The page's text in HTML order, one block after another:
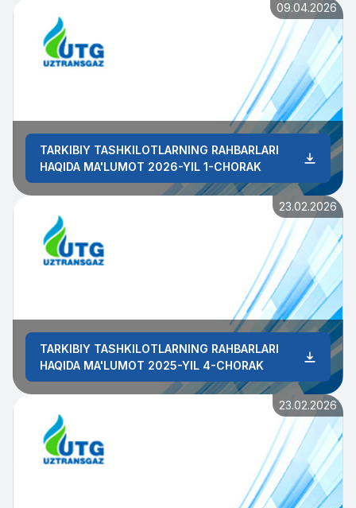
09.04.2026
TARKIBIY TASHKILOTLARNING RAHBARLARI
HAQIDA MA'LUMOT 2026-YIL 1-CHORAK
23.02.2026
TARKIBIY TASHKILOTLARNING RAHBARLARI
HAQIDA MA'LUMOT 2025-YIL 4-CHORAK
23.02.2026